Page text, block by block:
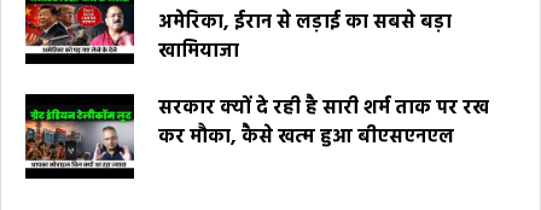
अमेरिका, ईरान से लड़ाई का सबसे बड़ा
खामियाजा
सरकार क्यों दे रही है सारी शर्म ताक पर रख
कर मौका, कैसे खत्म हुआ बीएसएनएल